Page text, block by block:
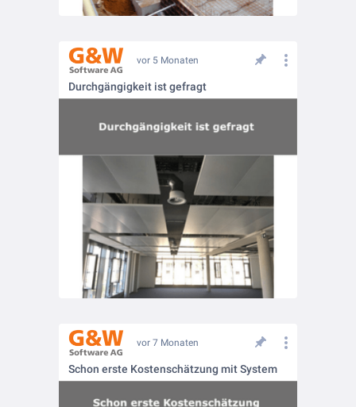
vor 5 Monaten
Durchgängigkeit ist gefragt
vor 7 Monaten
Schon erste Kostenschätzung mit System